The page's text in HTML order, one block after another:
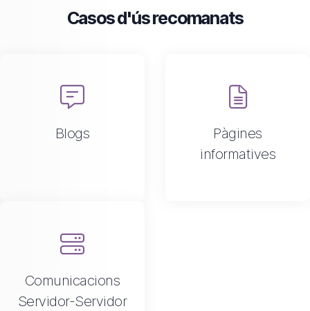
Casos d'ús recomanats
Blogs
Pàgines
informatives
Comunicacions
Servidor-Servidor